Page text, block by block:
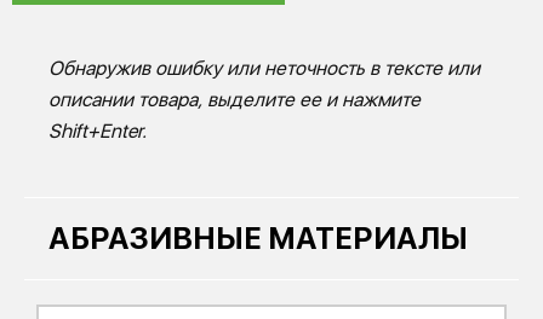
Обнаружив ошибку или неточность в тексте или
описании товара, выделите ее и нажмите
Shift+Enter.
АБРАЗИВНЫЕ МАТЕРИАЛЫ